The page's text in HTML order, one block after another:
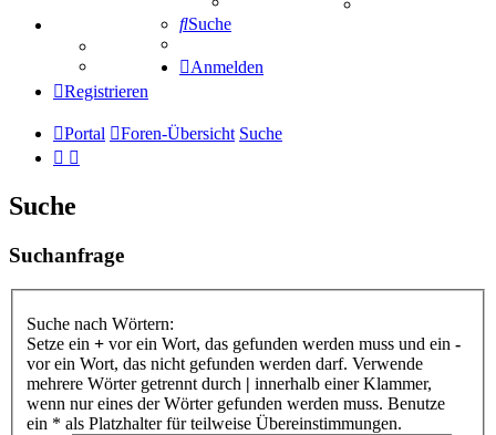
Tipprunde
Comunio
Suche
Anmelden
Registrieren
Portal Foren-Übersicht Suche
Suche
Suchanfrage
Suche nach Wörtern:
Setze ein + vor ein Wort, das gefunden werden muss und ein -
vor ein Wort, das nicht gefunden werden darf. Verwende
mehrere Wörter getrennt durch | innerhalb einer Klammer,
wenn nur eines der Wörter gefunden werden muss. Benutze
ein * als Platzhalter für teilweise Übereinstimmungen.